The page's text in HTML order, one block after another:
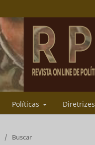
Políticas Diretrizes
/ Buscar